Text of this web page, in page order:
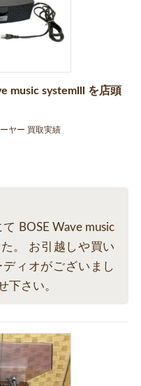
music systemlll を店頭
ヤー 買取実績
BOSE Wave music
。 お引越しや買い
ィオがございまし
下さい。